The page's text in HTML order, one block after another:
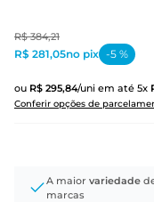
ou R$ 295,84/uni em até 5x
Conferir opções de
R$ 384,21
R$ 281,05no pix -5 %
A maior variedade
marcas